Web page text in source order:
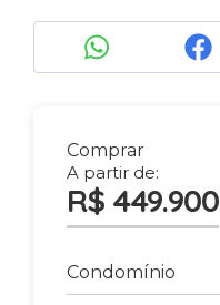
Comprar
A partir de:
R$ 449.900
Condomínio